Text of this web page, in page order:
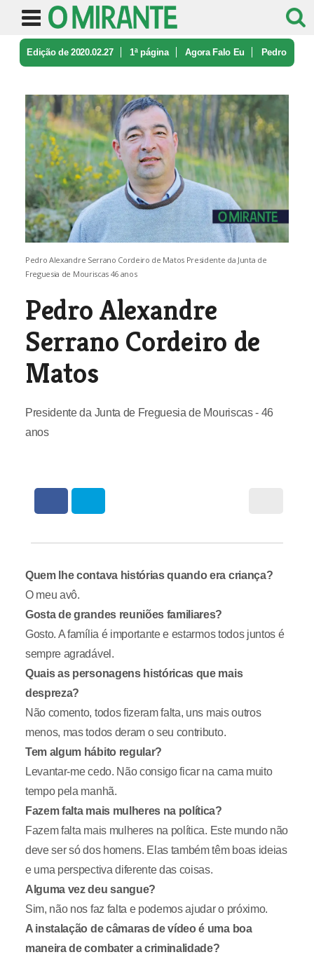
Edição de 2020.02.27 1ª página Agora Falo Eu Pedro
Pedro Alexandre Serrano Cordeiro de Matos Presidente da Junta de
Freguesia de Mouriscas 46 anos
Pedro Alexandre
Serrano Cordeiro de
Matos
Presidente da Junta de Freguesia de Mouriscas - 46
anos
Quem lhe contava histórias quando era criança?
O meu avô.
Gosta de grandes reuniões familiares?
Gosto. A família é importante e estarmos todos juntos é
sempre agradável.
Quais as personagens históricas que mais
despreza?
Não comento, todos fizeram falta, uns mais outros
menos, mas todos deram o seu contributo.
Tem algum hábito regular?
Levantar-me cedo. Não consigo ficar na cama muito
tempo pela manhã.
Fazem falta mais mulheres na política?
Fazem falta mais mulheres na política. Este mundo não
deve ser só dos homens. Elas também têm boas ideias
e uma perspectiva diferente das coisas.
Alguma vez deu sangue?
Sim, não nos faz falta e podemos ajudar o próximo.
A instalação de câmaras de vídeo é uma boa
maneira de combater a criminalidade?